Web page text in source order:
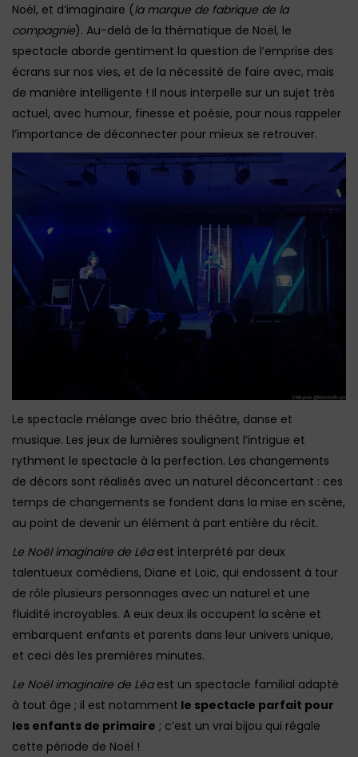
Noël, et d’imaginaire (la marque de fabrique de la
compagnie). Au-delà de la thématique de Noël, le
spectacle aborde gentiment la question de l’emprise des
écrans sur nos vies, et de la nécessité de faire avec, mais
de manière intelligente ! Il nous interpelle sur un sujet très
actuel, avec humour, finesse et poésie, pour nous rappeler
l’importance de déconnecter pour mieux se retrouver.
Le spectacle mélange avec brio théâtre, danse et
musique. Les jeux de lumières soulignent l’intrigue et
rythment le spectacle à la perfection. Les changements
de décors sont réalisés avec un naturel déconcertant : ces
temps de changements se fondent dans la mise en scène,
au point de devenir un élément à part entière du récit.
Le Noël imaginaire de Léaest interprété par deux
talentueux comédiens, Diane et Loïc, qui endossent à tour
de rôle plusieurs personnages avec un naturel et une
fluidité incroyables. A eux deux ils occupent la scène et
embarquent enfants et parents dans leur univers unique,
et ceci dès les premières minutes.
Le Noël imaginaire de Léa est un spectacle familial adapté
à tout âge ; il est notamment le spectacle parfait pour
les enfants de primaire ; c’est un vrai bijou qui régale
cette période de Noël !